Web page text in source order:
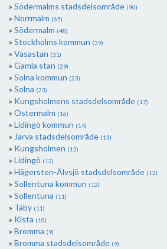
Södermalms stadsdelsområde (90)
Norrmalm (65)
Södermalm (48)
Stockholms kommun (39)
Vasastan (31)
Gamla stan (29)
Solna kommun (23)
Solna (23)
Kungsholmens stadsdelsområde (17)
Östermalm (16)
Lidingö kommun (14)
Järva stadsdelsområde (13)
Kungsholmen (12)
Lidingö (12)
Hägersten-Älvsjö stadsdelsområde (12)
Sollentuna kommun (12)
Sollentuna (11)
Täby (11)
Kista (10)
Bromma (9)
Bromma stadsdelsområde (9)